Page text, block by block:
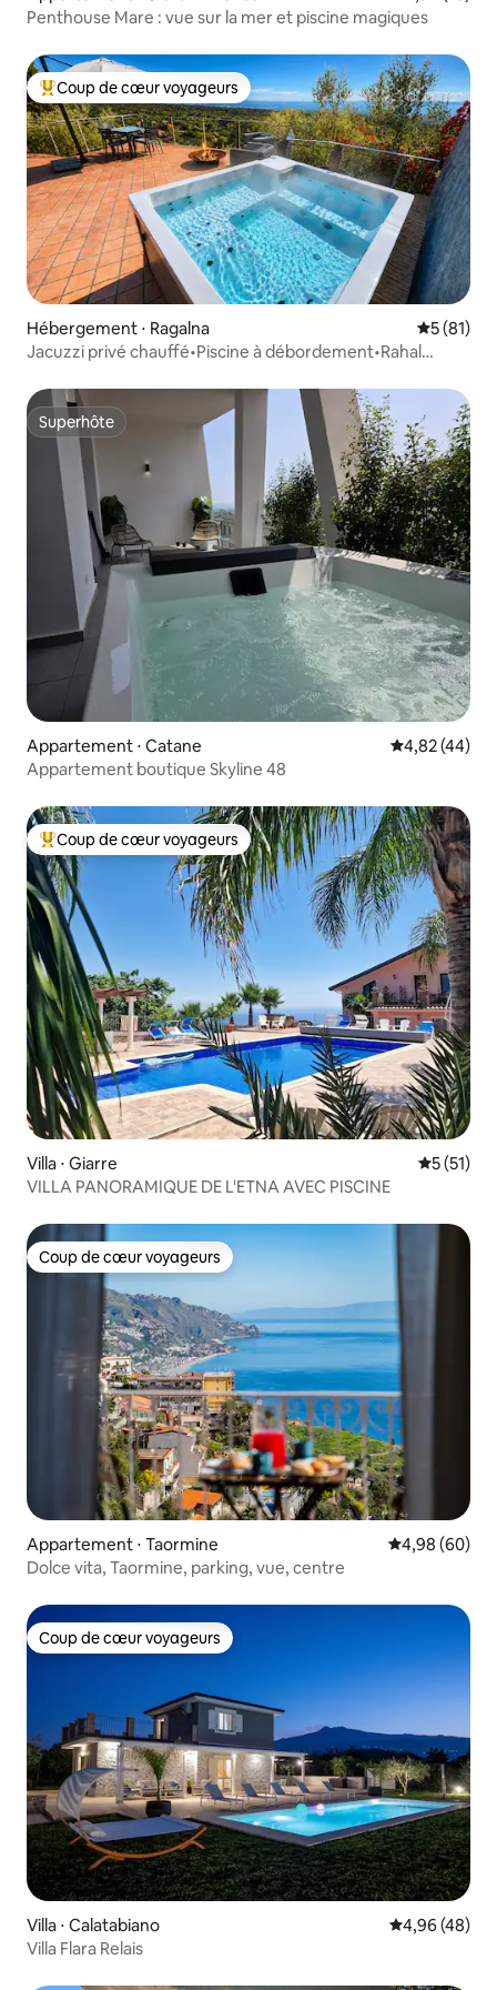
Penthouse Mare : vue sur la mer et piscine magiques
Coups de cœur voyageurs les plus appréciés
Coup de cœur voyageurs
Hébergement ⋅ Ragalna
5 (81)
Jacuzzi privé chauffé•Piscine à débordement•Rahal
Superhôte
Superhôte
Appartement ⋅ Catane Évaluation
4,82 (44)
Appartement boutique Skyline 48
Coups de cœur voyageurs les plus appréciés
Coup de cœur voyageurs
Villa ⋅ Giarre
5 (51)
VILLA PANORAMIQUE DE L'ETNA AVEC PISCINE
Coup de cœur voyageurs
Coup de cœur voyageurs
Appartement ⋅ Taormine Évaluation
4,98 (60)
Dolce vita, Taormine, parking, vue, centre
Coup de cœur voyageurs
Coup de cœur voyageurs
Villa ⋅ Calatabiano Évaluation
4,96 (48)
Villa Flara Relais